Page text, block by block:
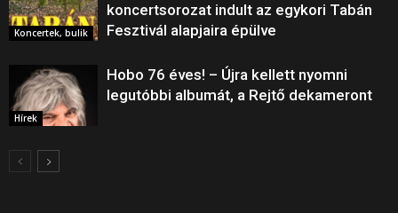
Koncertek, bulik
koncertsorozat indult az egykori Tabán
Fesztivál alapjaira épülve
Hírek
Hobo 76 éves! – Újra kellett nyomni
legutóbbi albumát, a Rejtő dekameront